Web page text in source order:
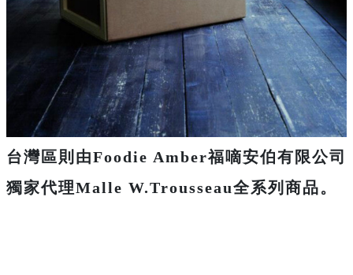
台灣區則由Foodie Amber福嘀安伯有限公司
獨家代理Malle W.Trousseau全系列商品。